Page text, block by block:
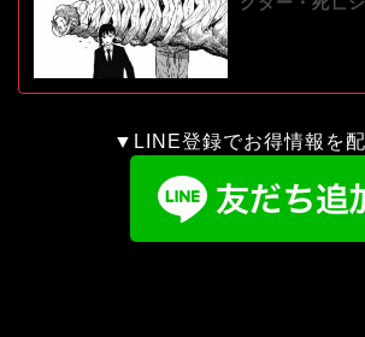
▼LINE登録でお得情報を